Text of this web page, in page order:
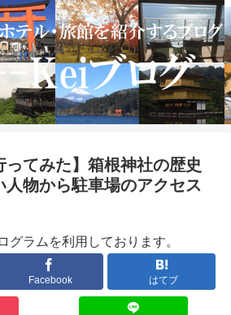
ってみた】箱根神社の歴史
人物から駐車場のアクセス
グラムを利用しております。
Facebook はてブ